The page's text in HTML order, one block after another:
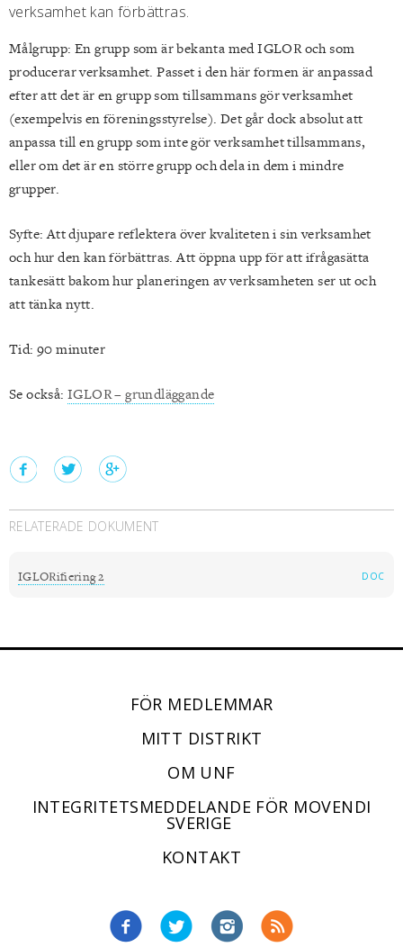
verksamhet kan förbättras.
Målgrupp: En grupp som är bekanta med IGLOR och som
producerar verksamhet. Passet i den här formen är anpassad
efter att det är en grupp som tillsammans gör verksamhet
(exempelvis en föreningsstyrelse). Det går dock absolut att
anpassa till en grupp som inte gör verksamhet tillsammans,
eller om det är en större grupp och dela in dem i mindre
grupper.
Syfte: Att djupare reflektera över kvaliteten i sin verksamhet
och hur den kan förbättras. Att öppna upp för att ifrågasätta
tankesätt bakom hur planeringen av verksamheten ser ut och
att tänka nytt.
Tid: 90 minuter
Se också:IGLOR – grundläggande
RELATERADE DOKUMENT
DOC
IGLORifiering 2
FÖR MEDLEMMAR
MITT DISTRIKT
OM UNF
INTEGRITETSMEDDELANDE FÖR MOVENDI
SVERIGE
KONTAKT